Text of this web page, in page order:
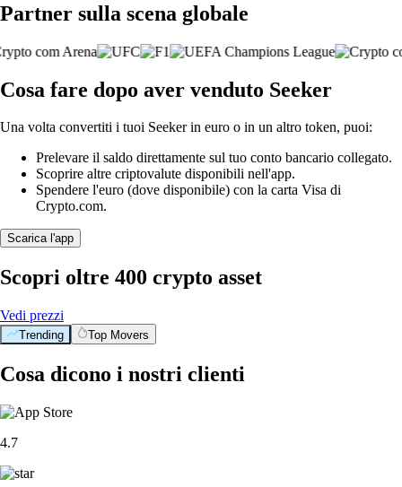
Partner sulla scena globale
Cosa fare dopo aver venduto Seeker
Una volta convertiti i tuoi Seeker in euro o in un altro token, puoi:
Prelevare il saldo direttamente sul tuo conto bancario collegato.
Scoprire altre criptovalute disponibili nell'app.
Spendere l'euro (dove disponibile) con la carta Visa di
Crypto.com.
Scarica l'app
Scopri oltre 400 crypto asset
Vedi prezzi
Trending Top Movers
Cosa dicono i nostri clienti
4.7